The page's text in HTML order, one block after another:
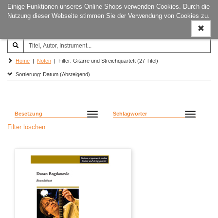
Einige Funktionen unseres Online-Shops verwenden Cookies. Durch die
Nutzung dieser Webseite stimmen Sie der Verwendung von Cookies zu.
ein-/
Joachim‐Trekel‐Musikverlag,
Hamburg
Home | Noten | Filter: Gitarre und Streichquartett (27 Titel)
Sortierung: Datum (Absteigend)
Besetzung Schlagwörter
Filter löschen